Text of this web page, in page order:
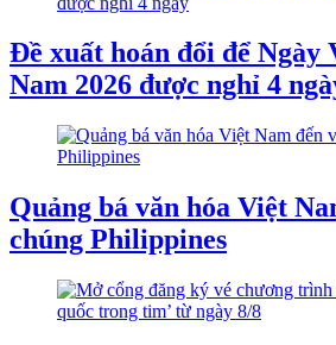
Đề xuất hoán đổi để Ngày
Nam 2026 được nghỉ 4
Quảng bá văn hóa Việt
chúng Philippines